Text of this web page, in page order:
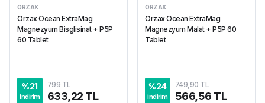
ORZAX
Orzax Ocean ExtraMag
Magnezyum Bisglisinat + P5P
60 Tablet
%21
indirim
799 TL
633,22 TL
ORZAX
Orzax Ocean ExtraMag
Magnezyum Malat + P5P 60
Tablet
%24
indirim
749,90 TL
566,56 TL